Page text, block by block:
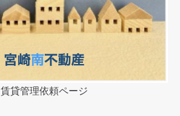
賃貸管理依頼ページ